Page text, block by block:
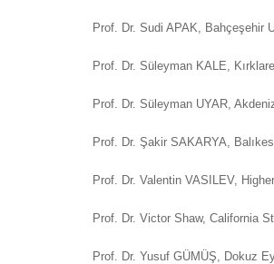
Prof. Dr. Sudi APAK, Bahçeşehir
Prof. Dr. Süleyman KALE,
Prof. Dr. Süleyman UYAR,
Prof. Dr. Şakir SAKARYA,
Prof. Dr. Valentin VASILEV,
Prof. Dr. Victor Shaw, California
Prof. Dr. Yusuf GÜMÜŞ, Dokuz